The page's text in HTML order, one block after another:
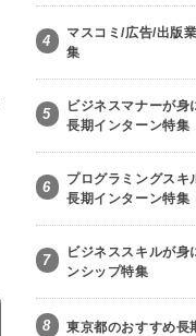
4
マスコミ/広告/出版
集
5
ビジネスマナーが
長期インターン特集
6
プログラミングスキ
長期インターン特集
7
ビジネススキルが
ンシップ特集
8 東京都のおすすめ長